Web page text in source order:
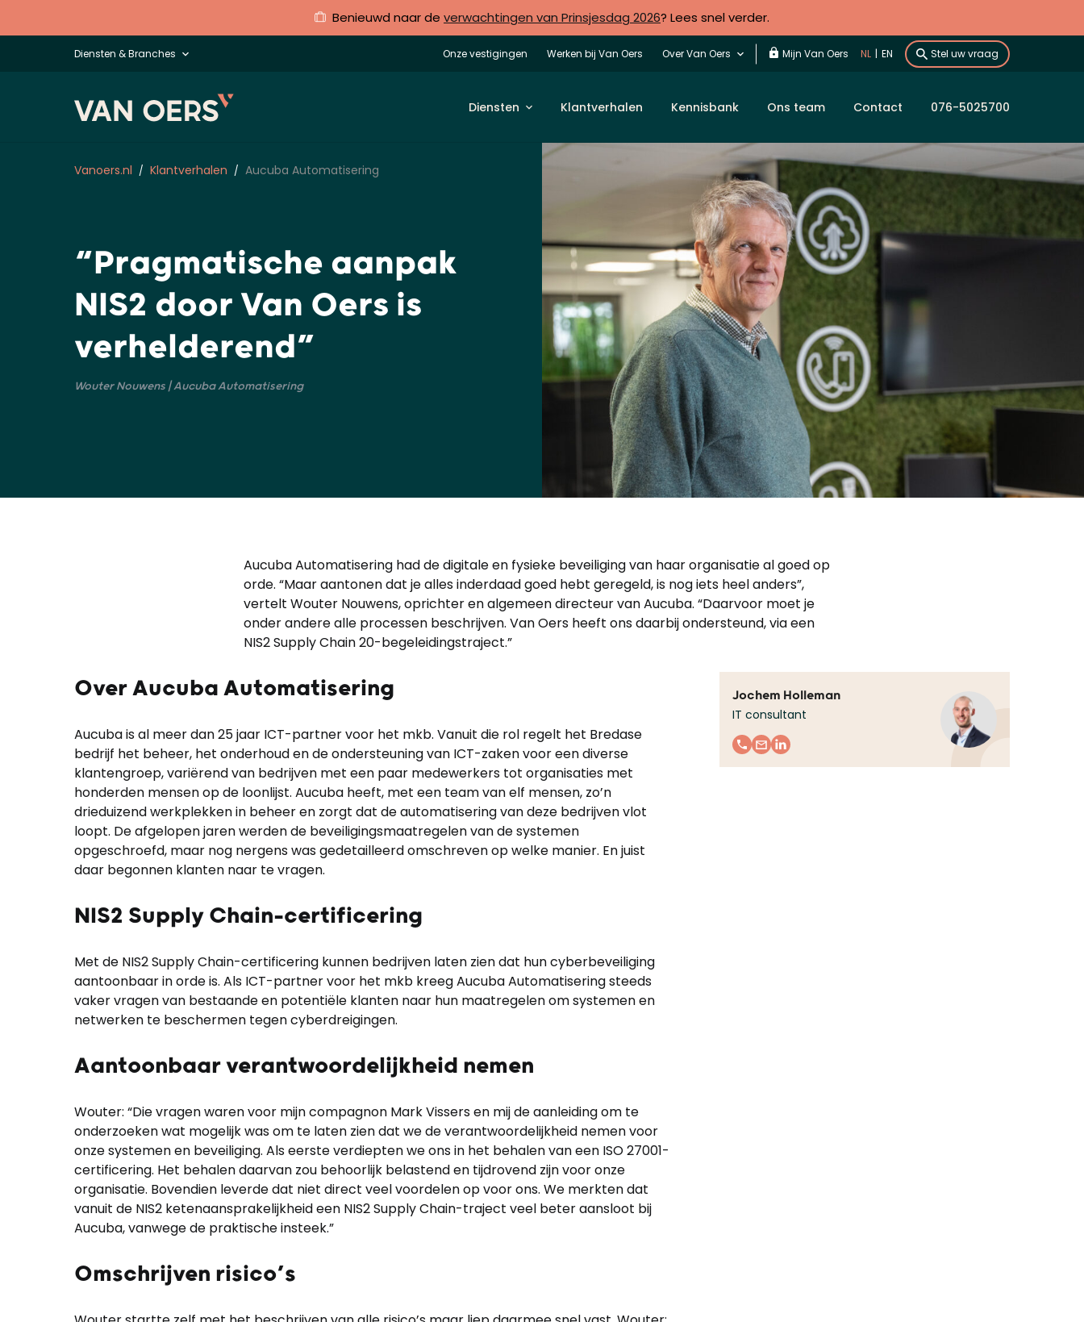
Benieuwd naar de verwachtingen van Prinsjesdag 2026? Lees snel verder.
Diensten & Branches Onze vestigingen Werken bij Van Oers Over Van Oers Mijn Van Oers NL | EN Stel uw vraag
Diensten Klantverhalen Kennisbank Ons team Contact 076-5025700
Vanoers.nl Klantverhalen Aucuba Automatisering
“Pragmatische aanpak
NIS2 door Van Oers is
verhelderend”
Wouter Nouwens | Aucuba Automatisering
Aucuba Automatisering had de digitale en fysieke beveiliging van haar organisatie al goed op
orde. “Maar aantonen dat je alles inderdaad goed hebt geregeld, is nog iets heel anders”,
vertelt Wouter Nouwens, oprichter en algemeen directeur van Aucuba. “Daarvoor moet je
onder andere alle processen beschrijven. Van Oers heeft ons daarbij ondersteund, via een
NIS2 Supply Chain 20-begeleidingstraject.”
Over Aucuba Automatisering
Aucuba is al meer dan 25 jaar ICT-partner voor het mkb. Vanuit die rol regelt het Bredase
bedrijf het beheer, het onderhoud en de ondersteuning van ICT-zaken voor een diverse
klantengroep, variërend van bedrijven met een paar medewerkers tot organisaties met
honderden mensen op de loonlijst. Aucuba heeft, met een team van elf mensen, zo’n
drieduizend werkplekken in beheer en zorgt dat de automatisering van deze bedrijven vlot
loopt. De afgelopen jaren werden de beveiligingsmaatregelen van de systemen
opgeschroefd, maar nog nergens was gedetailleerd omschreven op welke manier. En juist
daar begonnen klanten naar te vragen.
NIS2 Supply Chain-certificering
Met de NIS2 Supply Chain-certificering kunnen bedrijven laten zien dat hun cyberbeveiliging
aantoonbaar in orde is. Als ICT-partner voor het mkb kreeg Aucuba Automatisering steeds
vaker vragen van bestaande en potentiële klanten naar hun maatregelen om systemen en
netwerken te beschermen tegen cyberdreigingen.
Aantoonbaar verantwoordelijkheid nemen
Wouter: “Die vragen waren voor mijn compagnon Mark Vissers en mij de aanleiding om te
onderzoeken wat mogelijk was om te laten zien dat we de verantwoordelijkheid nemen voor
onze systemen en beveiliging. Als eerste verdiepten we ons in het behalen van een ISO 27001-
certificering. Het behalen daarvan zou behoorlijk belastend en tijdrovend zijn voor onze
organisatie. Bovendien leverde dat niet direct veel voordelen op voor ons. We merkten dat
vanuit de NIS2 ketenaansprakelijkheid een NIS2 Supply Chain-traject veel beter aansloot bij
Aucuba, vanwege de praktische insteek.”
Omschrijven risico’s
Jochem Holleman
IT consultant